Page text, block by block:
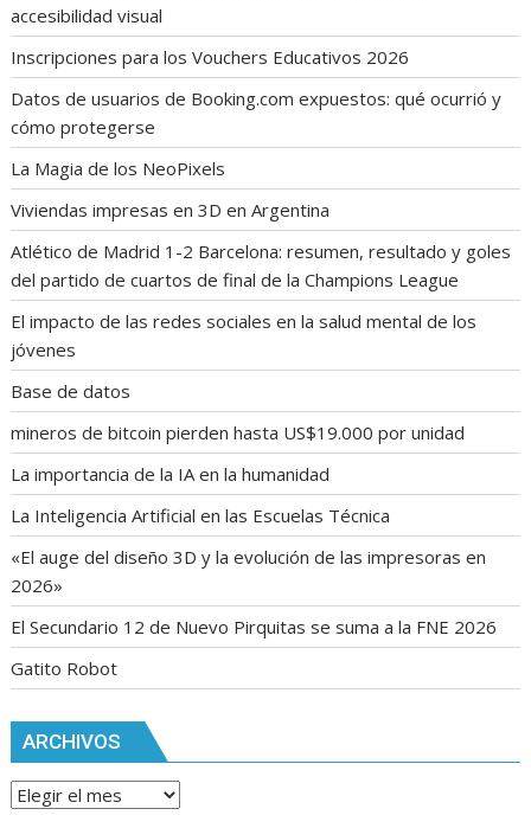
accesibilidad visual
Inscripciones para los Vouchers Educativos 2026
Datos de usuarios de Booking.com expuestos: qué ocurrió y
cómo protegerse
La Magia de los NeoPixels
Viviendas impresas en 3D en Argentina
Atlético de Madrid 1-2 Barcelona: resumen, resultado y goles
del partido de cuartos de final de la Champions League
El impacto de las redes sociales en la salud mental de los
jóvenes
Base de datos
mineros de bitcoin pierden hasta US$19.000 por unidad
La importancia de la IA en la humanidad
La Inteligencia Artificial en las Escuelas Técnica
«El auge del diseño 3D y la evolución de las impresoras en
2026»
El Secundario 12 de Nuevo Pirquitas se suma a la FNE 2026
Gatito Robot
ARCHIVOS
Archivos